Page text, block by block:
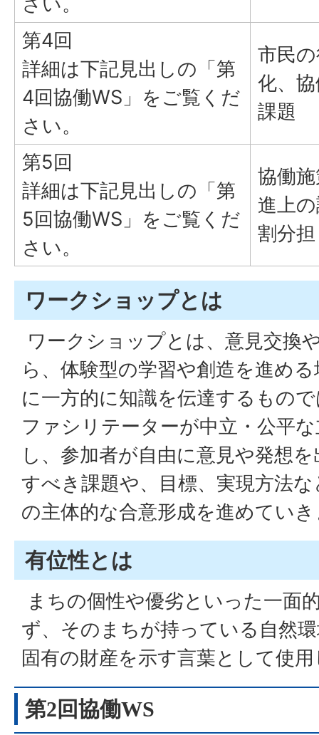
第4回
詳細は下記見出しの「第
4回協働WS」をご覧くだ
さい。
市民
化、
課題
第5回
詳細は下記見出しの「第
5回協働WS」をご覧くだ
さい。
協働
進上
割分担
ワークショップとは
ワークショップとは、意見交換
ら、体験型の学習や創造を進め
に一方的に知識を伝達するもの
ファシリテーターが中立・公平
し、参加者が自由に意見や発想
すべき課題や、目標、実現方法
の主体的な合意形成を進めてい
有位性とは
まちの個性や優劣といった一面
ず、そのまちが持っている自然
固有の財産を示す言葉として使
第2回協働WS